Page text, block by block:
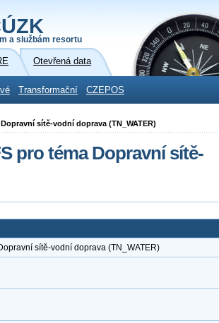
a službám resortu
Otevřená data
Transformační CZEPOS
sítě-vodní doprava (TN_WATER)
pro téma Dopravní sítě-
sítě-vodní doprava (TN_WATER)